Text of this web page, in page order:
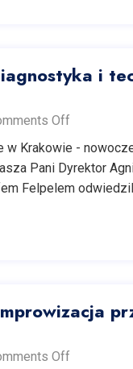
i
Off
Krakowie -
Pani Dyrektor
Felpelem
Off